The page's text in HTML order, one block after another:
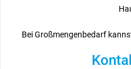
Bei Großmengenbedarf